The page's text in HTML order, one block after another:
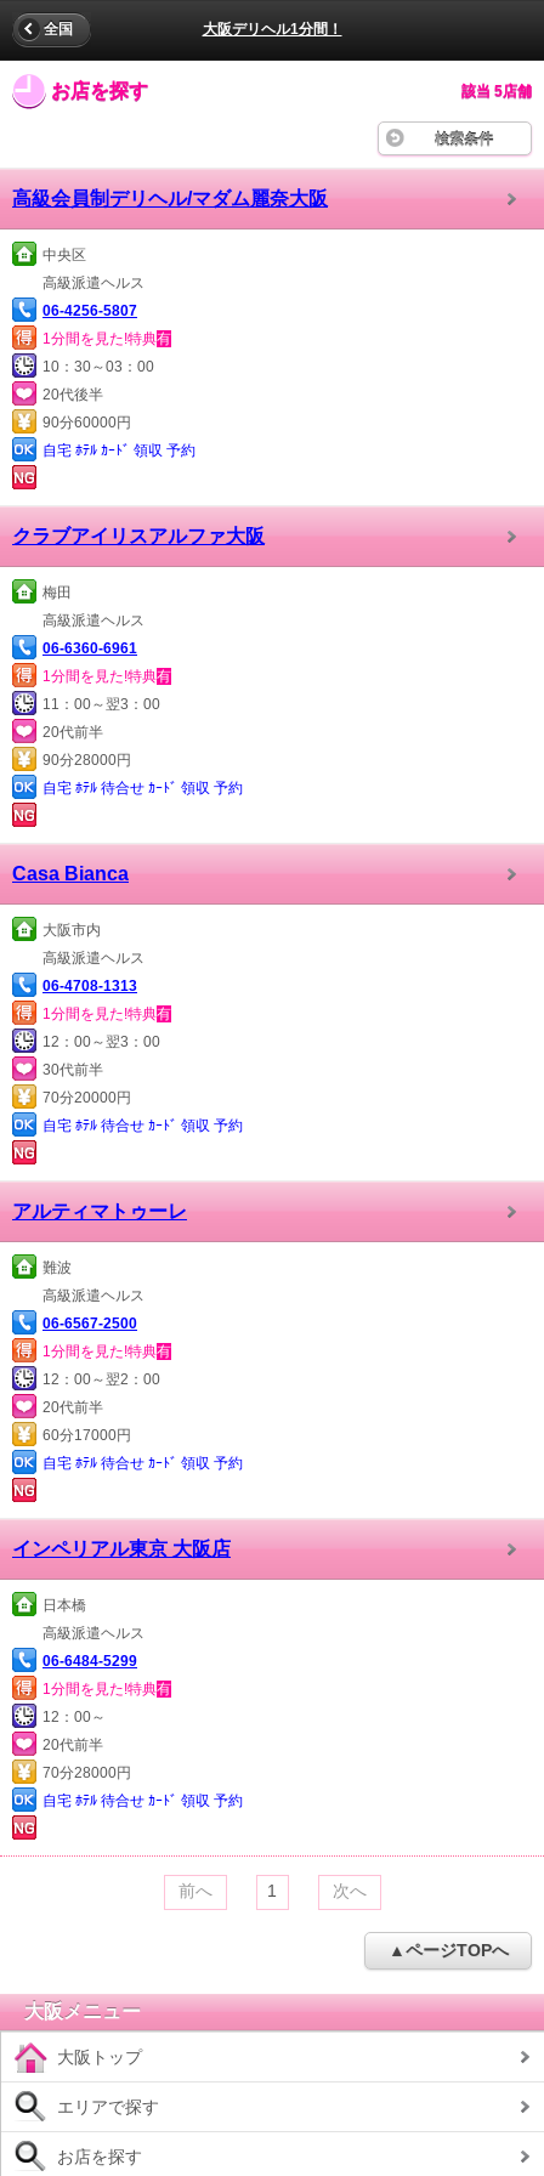
大阪デリヘル1分間！
全国
お店を探す 該当 5店舗
検索条件
高級会員制デリヘル/マダム麗奈大阪
中央区
高級派遣ヘルス
06-4256-5807
1分間を見た!特典有
10：30～03：00
20代後半
90分60000円
自宅 ﾎﾃﾙ ｶｰﾄﾞ 領収 予約
クラブアイリスアルファ大阪
梅田
高級派遣ヘルス
06-6360-6961
1分間を見た!特典有
11：00～翌3：00
20代前半
90分28000円
自宅 ﾎﾃﾙ 待合せ ｶｰﾄﾞ 領収 予約
Casa Bianca
大阪市内
高級派遣ヘルス
06-4708-1313
1分間を見た!特典有
12：00～翌3：00
30代前半
70分20000円
自宅 ﾎﾃﾙ 待合せ ｶｰﾄﾞ 領収 予約
アルティマトゥーレ
難波
高級派遣ヘルス
06-6567-2500
1分間を見た!特典有
12：00～翌2：00
20代前半
60分17000円
自宅 ﾎﾃﾙ 待合せ ｶｰﾄﾞ 領収 予約
インペリアル東京 大阪店
日本橋
高級派遣ヘルス
06-6484-5299
1分間を見た!特典有
12：00～
20代前半
70分28000円
自宅 ﾎﾃﾙ 待合せ ｶｰﾄﾞ 領収 予約
前へ 1 次へ
▲ページTOPへ
大阪メニュー
大阪トップ
エリアで探す
お店を探す